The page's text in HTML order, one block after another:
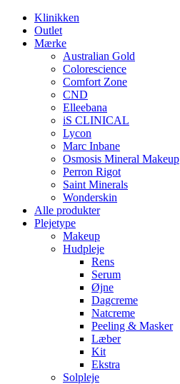
Klinikken
Outlet
Mærke
Australian Gold
Colorescience
Comfort Zone
CND
Elleebana
iS CLINICAL
Lycon
Marc Inbane
Osmosis Mineral Makeup
Perron Rigot
Saint Minerals
Wonderskin
Alle produkter
Plejetype
Makeup
Hudpleje
Rens
Serum
Øjne
Dagcreme
Natcreme
Peeling & Masker
Læber
Kit
Ekstra
Solpleje